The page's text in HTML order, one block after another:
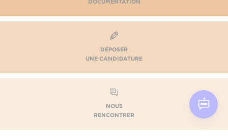
DOCUMENTATION
DÉPOSER
UNE CANDIDATURE
NOUS
RENCONTRER